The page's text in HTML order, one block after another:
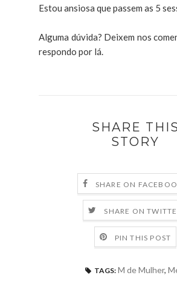
Estou ansiosa que passem as 5
Alguma dúvida? Deixem nos
respondo por lá.
SHARE THIS
STORY
SHARE ON
SHARE ON
PIN THIS POST
TAGS: M de Mulher,